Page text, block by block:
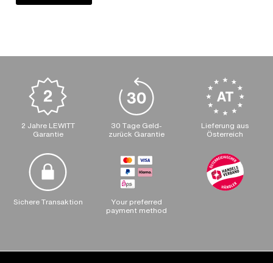
2 Jahre LEWITT
Garantie
30 Tage Geld-
zurück Garantie
Lieferung aus
Österreich
Sichere Transaktion
Your preferred
payment method